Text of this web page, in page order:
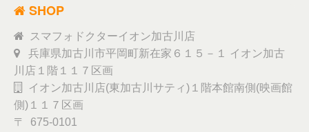
SHOP
スマフォドクターイオン加古川店
兵庫県加古川市平岡町新在家６１５－１ イオン加古
川店１階１１７区画
イオン加古川店(東加古川サティ)１階本館南側(映画館
側)１１７区画
〒 675-0101